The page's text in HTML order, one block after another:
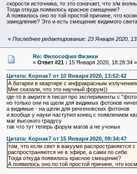
скорости источника, то это означает, что э/м
Тогда откуда появилось красное смещение?
А появилось оно по той простой причине, что
замедление? Это и есть смещение видимого
« Последнее редактирование: 23 Января 2020,
Re: Философия Физики
« Ответ #21 : 15 Января 2020, 18:28:34 »
Цитата: Корнак7 от 10 Января 2020, 13:52:42
А батареи в квартире с инфракрасным
Мне сказали, что это научный форум))
где-то в амрите я писал про эксперименты с
но только они на щели для видимых фотонов
а видимые - на щели для ренгеновских фотонов
и вообще у науки наступил конец с появлением
маг высокого градусу
так что тут теперь форум магов а не учоных
Цитата: Корнак7 от 15 Января 2020, 09:34:47
том, что если свет в вакууме распространяется
распространяются не в эфире, а сами по себе.
Тогда откуда появилось красное смещение?
А появилось оно по той простой причине, что